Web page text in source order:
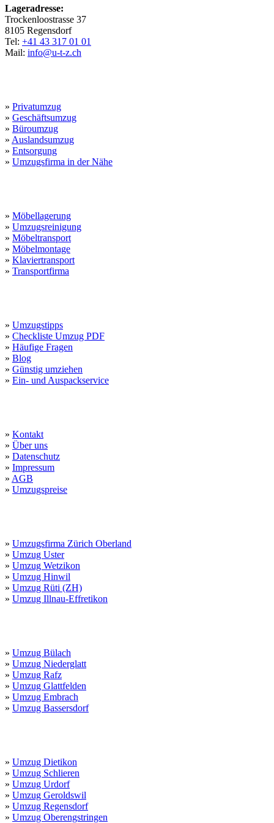
Lageradresse:
Trockenloostrasse 37
8105 Regensdorf
Tel: +41 43 317 01 01
Mail: info@u-t-z.ch
» Privatumzug
» Geschäftsumzug
» Büroumzug
» Auslandsumzug
» Entsorgung
» Umzugsfirma in der Nähe
» Möbellagerung
» Umzugsreinigung
» Möbeltransport
» Möbelmontage
» Klaviertransport
» Transportfirma
» Umzugstipps
» Checkliste Umzug PDF
» Häufige Fragen
» Blog
» Günstig umziehen
» Ein- und Auspackservice
» Kontakt
» Über uns
» Datenschutz
» Impressum
» AGB
» Umzugspreise
» Umzugsfirma Zürich Oberland
» Umzug Uster
» Umzug Wetzikon
» Umzug Hinwil
» Umzug Rüti (ZH)
» Umzug Illnau-Effretikon
» Umzug Bülach
» Umzug Niederglatt
» Umzug Rafz
» Umzug Glattfelden
» Umzug Embrach
» Umzug Bassersdorf
» Umzug Dietikon
» Umzug Schlieren
» Umzug Urdorf
» Umzug Geroldswil
» Umzug Regensdorf
» Umzug Oberengstringen